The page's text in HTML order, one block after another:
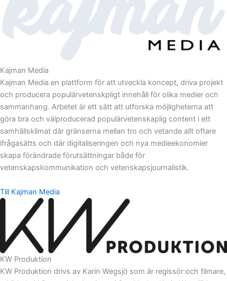
Kajman Media
Kajman Media en plattform för att utveckla koncept, driva projekt
och producera populärvetenskpligt innehåll för olika medier och
sammanhang. Arbetet är ett sätt att utforska möjligheterna att
göra bra och välproducerad populärvetenskaplig content i ett
samhällsklimat där gränserna mellan tro och vetande allt oftare
ifrågasätts och där digitaliseringen och nya medieekonomier
skapa förändrade förutsättningar både för
vetenskapskommunikation och vetenskapsjournalistik.
Till Kajman Media
KW Produktion
KW Produktion drivs av Karin Wegsjö som är regissör och filmare,